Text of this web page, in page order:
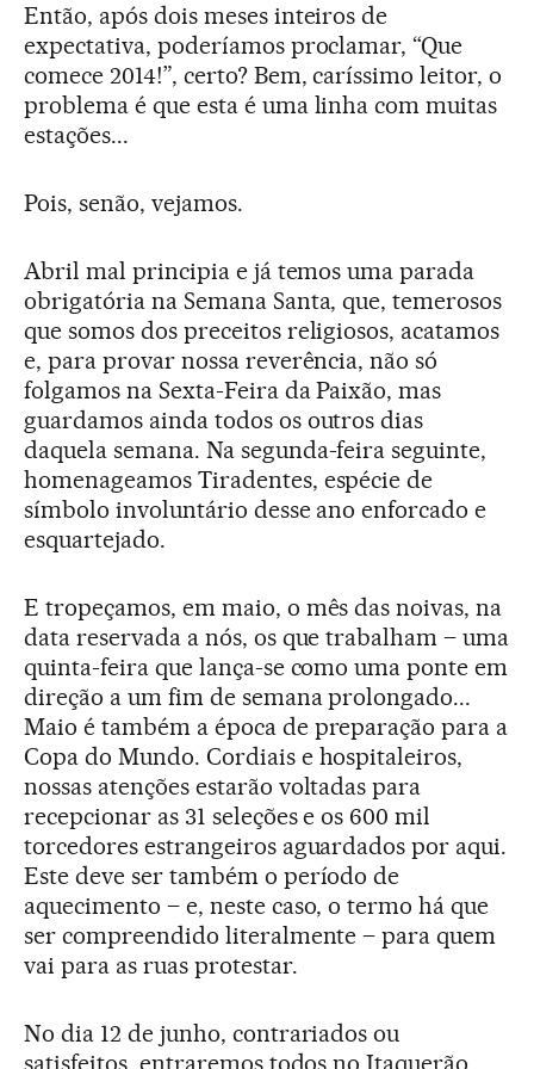
Então, após dois meses inteiros de
expectativa, poderíamos proclamar, “Que
comece 2014!”, certo? Bem, caríssimo leitor, o
problema é que esta é uma linha com muitas
estações...
Pois, senão, vejamos.
Abril mal principia e já temos uma parada
obrigatória na Semana Santa, que, temerosos
que somos dos preceitos religiosos, acatamos
e, para provar nossa reverência, não só
folgamos na Sexta-Feira da Paixão, mas
guardamos ainda todos os outros dias
daquela semana. Na segunda-feira seguinte,
homenageamos Tiradentes, espécie de
símbolo involuntário desse ano enforcado e
esquartejado.
E tropeçamos, em maio, o mês das noivas, na
data reservada a nós, os que trabalham – uma
quinta-feira que lança-se como uma ponte em
direção a um fim de semana prolongado...
Maio é também a época de preparação para a
Copa do Mundo. Cordiais e hospitaleiros,
nossas atenções estarão voltadas para
recepcionar as 31 seleções e os 600 mil
torcedores estrangeiros aguardados por aqui.
Este deve ser também o período de
aquecimento – e, neste caso, o termo há que
ser compreendido literalmente – para quem
vai para as ruas protestar.
No dia 12 de junho, contrariados ou
satisfeitos, entraremos todos no Itaquerão,